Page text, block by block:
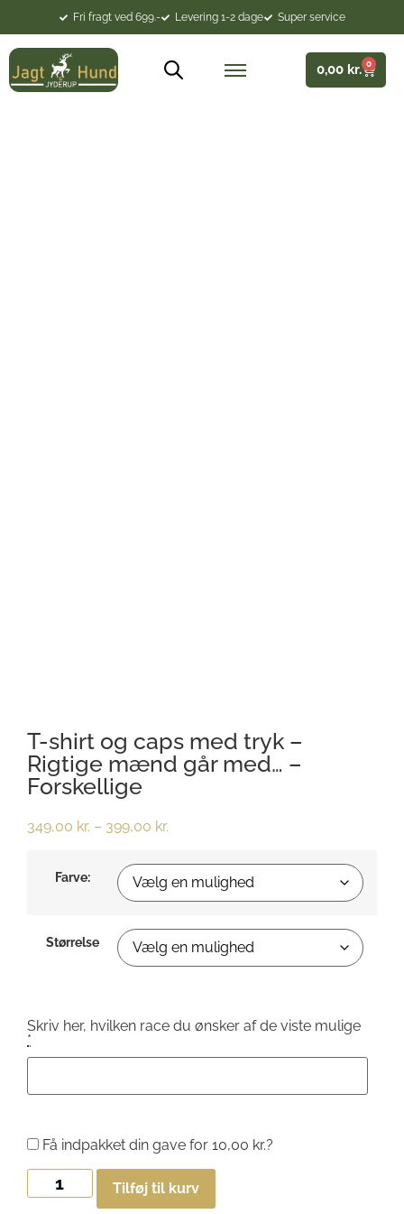
Fri fragt ved 699.- Levering 1-2 dage Super service
0,00 kr. 0
T-shirt og caps med tryk –
Rigtige mænd går med… –
Forskellige
349,00 kr. – 399,00 kr.
Farve:
Størrelse
Skriv her, hvilken race du ønsker af de viste mulige
*
Tilføj til kurv
Få indpakket din gave for 10,00 kr.?